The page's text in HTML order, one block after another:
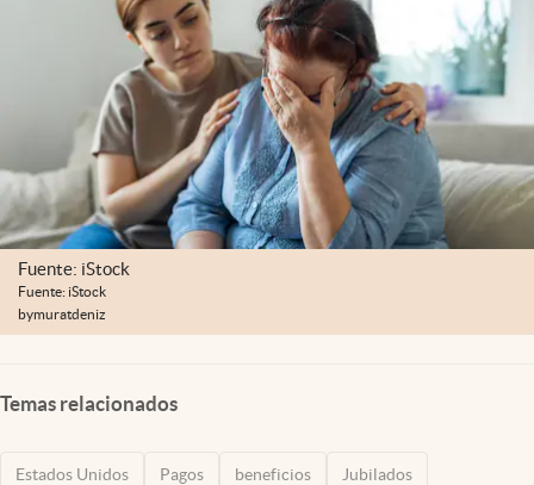
Fuente: iStock
Fuente: iStock
bymuratdeniz
Temas relacionados
Estados Unidos Pagos beneficios Jubilados